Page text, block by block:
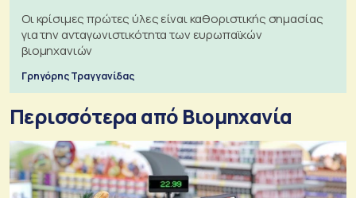
Οι κρίσιμες πρώτες ύλες είναι καθοριστικής σημασίας
για την ανταγωνιστικότητα των ευρωπαϊκών
βιομηχανιών
Γρηγόρης Τραγγανίδας
Περισσότερα από Βιομηχανία